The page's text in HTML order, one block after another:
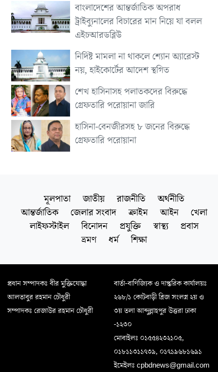
বাংলাদেশের আন্তর্জাতিক অপরাধ
ট্রাইব্যুনালের বিচারের মান নিয়ে যা বলল
এইচআরডব্লিউ
নির্দিষ্ট মামলা না থাকলে শ্যোন অ্যারেস্ট
নয়, হাইকোর্টের আদেশ স্থগিত
শেখ হাসিনাসহ পলাতকদের বিরুদ্ধে
গ্রেফতারি পরোয়ানা জারি
হাসিনা-বেনজীরসহ ৮ জনের বিরুদ্ধে
গ্রেফতারি পরোয়ানা
মূলপাতা জাতীয় রাজনীতি
অর্থনীতি
আন্তর্জাতিক
জেলার সংবাদ ক্রাইম আইন
খেলা
লাইফস্টাইল
বিনোদন প্রযুক্তি স্বাস্থ্য
প্রবাস
ভ্রমণ
ধর্ম শিক্ষা
প্রধান সম্পাদকঃ বীর মুক্তিযোদ্ধা
আলতাবুর রহমান চৌধুরী
সম্পাদকঃ রেজাউর রহমান চৌধুরী
বার্তা-বাণিজ্যিক ও দাপ্তরিক কার্যালয়ঃ
২৬৮/১ কোটবাড়ী ব্রিজ সংলগ্ন ২য় ও
৩য় তলা আব্দুল্লাহপুর উত্তরা ঢাকা
-১২৩০
মোবাইলঃ ০১৫৫৪২৩২১০৫,
০১৮১১৩১১৭৩৯, ০১৭১৯৬৮১৬৯১
ইমেইলঃ cpbdnews@gmail.com